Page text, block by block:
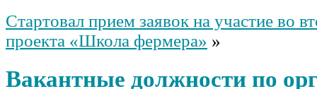
Стартовал прием заявок на участие во
проекта «Школа фермера» »
Вакантные должности по